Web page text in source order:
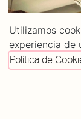
Utilizamos
experiencia de
Política de